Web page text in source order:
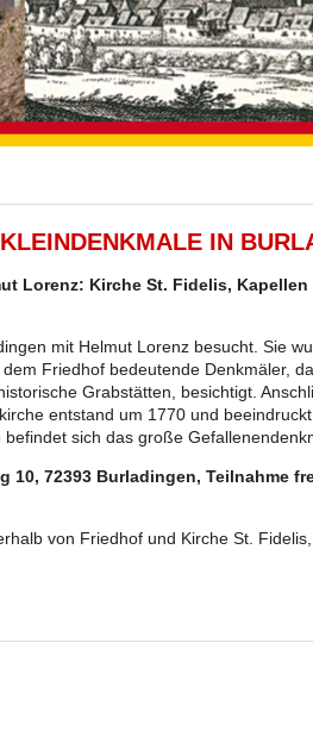
IN
Lorenz: Kirche St. Fidelis,
mit Helmut Lorenz besucht. Sie
Friedhof bedeutende Denkmäler,
Grabstätten, besichtigt.
entstand um 1770 und
sich das große
10, 72393 Burladingen, Teilnahme
von Friedhof und Kirche St.